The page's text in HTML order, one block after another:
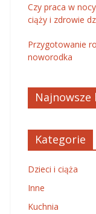
Czy praca w
ciąży i zdrowie
Przygotowanie
noworodka
Kategorie
Dzieci i ciąża
Inne
Kuchnia